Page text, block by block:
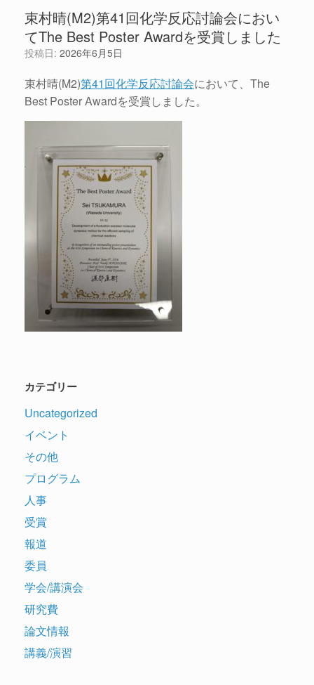
束村晴(M2)第41回化学反応討論会におい
てThe Best Poster Awardを受賞しました
投稿日: 2026年6月5日
束村晴(M2)第41回化学反応討論会において、The
Best Poster Awardを受賞しました。
カテゴリー
Uncategorized
イベント
その他
プログラム
人事
受賞
報道
委員
学会/講演会
研究費
論文情報
講義/演習